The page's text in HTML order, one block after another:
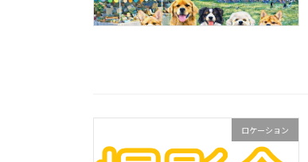
ロケーション